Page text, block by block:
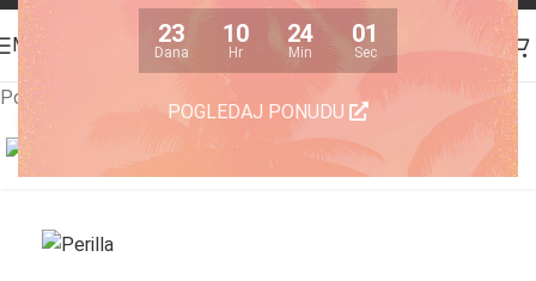
23
Dana
10
Hr
24
Min
01
Sec
POGLEDAJ PONUDU
MENI
Početna Ostali kućni aparati
Click to enlarge